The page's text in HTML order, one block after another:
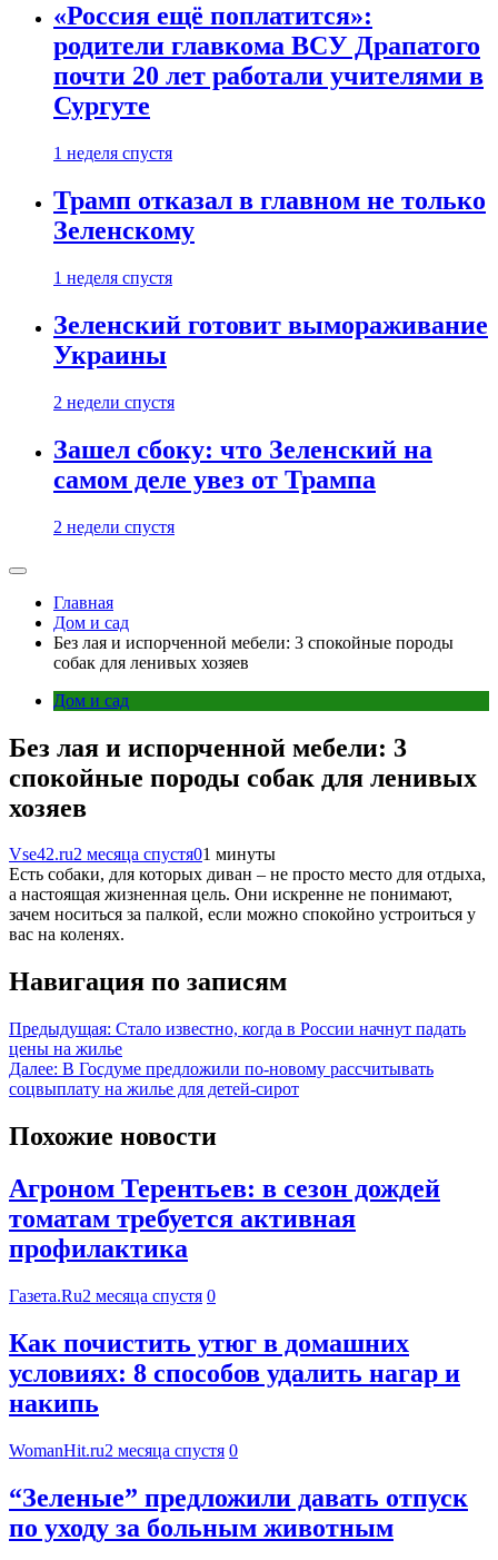
«Россия ещё поплатится»:
родители главкома ВСУ Драпатого
почти 20 лет работали учителями в
Сургуте
1 неделя спустя
Трамп отказал в главном не только
Зеленскому
1 неделя спустя
Зеленский готовит вымораживание
Украины
2 недели спустя
Зашел сбоку: что Зеленский на
самом деле увез от Трампа
2 недели спустя
Главная
Дом и сад
Без лая и испорченной мебели: 3 спокойные породы
собак для ленивых хозяев
Дом и сад
Без лая и испорченной мебели: 3
спокойные породы собак для ленивых
хозяев
Vse42.ru2 месяца спустя01 минуты
Есть собаки, для которых диван – не просто место для отдыха,
а настоящая жизненная цель. Они искренне не понимают,
зачем носиться за палкой, если можно спокойно устроиться у
вас на коленях.
Навигация по записям
Предыдущая: Стало известно, когда в России начнут падать
цены на жилье
Далее: В Госдуме предложили по-новому рассчитывать
соцвыплату на жилье для детей-сирот
Похожие новости
Агроном Терентьев: в сезон дождей
томатам требуется активная
профилактика
Газета.Ru2 месяца спустя 0
Как почистить утюг в домашних
условиях: 8 способов удалить нагар и
накипь
WomanHit.ru2 месяца спустя 0
“Зеленые” предложили давать отпуск
по уходу за больным животным